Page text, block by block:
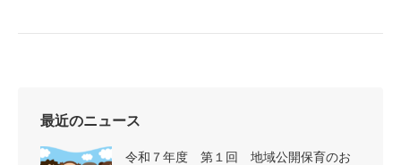
最近のニュース
令和７年度 第１回 地域公開保育のお